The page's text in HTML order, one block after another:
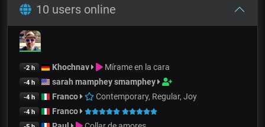
10 users online
-2 h Khochnav Mírame en la cara
-4 h sarah mamphey smamphey
-4 h Franco Contemporary, Regular, Joy
-4 h Franco